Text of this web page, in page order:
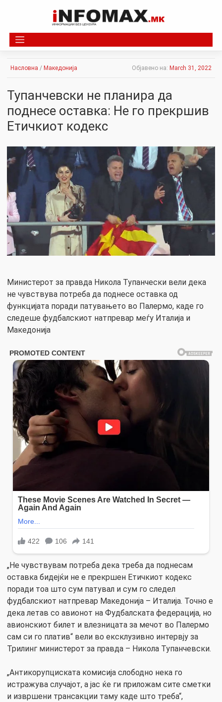
Насловна / Македонија Објавено на: March 31, 2022
Тупанчевски не планира да
поднесе оставка: Не го прекршив
Етичкиот кодекс
Министерот за правда Никола Тупанчески вели дека
не чувствува потреба да поднесе оставка од
функцијата поради патувањето во Палермо, каде го
следеше фудбалскиот натпревар меѓу Италија и
Македонија
„Не чувствувам потреба дека треба да поднесам
оставка бидејќи не е прекршен Етичкиот кодекс
поради тоа што сум патувал и сум го следел
фудбалскиот натпревар Македонија – Италија. Точно е
дека летав со авионот на Фудбалската федерација, но
авионскиот билет и влезницата за мечот во Палермо
сам си го платив“ вели во ексклузивно интервју за
Трилинг министерот за правда – Никола Тупанчевски.
„Антикорупциската комисија слободно нека го
истражува случајот, а јас ќе ги приложам сите сметки
и извршени трансакции таму каде што треба“,